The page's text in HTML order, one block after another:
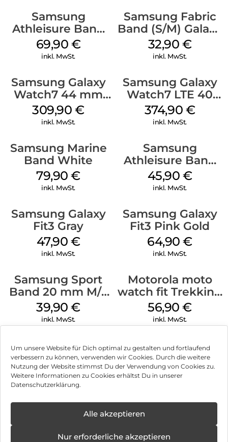
Um unsere Website für Dich optimal zu gestalten und fortlaufend
verbessern zu können, verwenden wir Cookies. Durch die weitere
Nutzung der Website stimmst Du der Verwendung von Cookies zu.
Weitere Informationen zu Cookies erhältst Du in unserer
Datenschutzerklärung.
Alle akzeptieren
Nur erforderliche akzeptieren
Samsung
Athleisure Band
(S/M) Galaxy
Watch8/Watch8
69,90 €
inkl. MwSt.
Samsung Fabric
Band (S/M) Galaxy
Watch8/Watch8
Classic Red
32,90 €
inkl. MwSt.
Samsung Galaxy
Watch7 44 mm
Silver
309,90€
inkl. MwSt.
Samsung Galaxy
Watch7 LTE 40
mm Cream
374,90 €
inkl. MwSt.
Samsung Marine
Band White
79,90€
inkl. MwSt.
Samsung
Athleisure Band
S/M Galaxy
Watch7 Cream
45,90 €
inkl. MwSt.
Samsung Galaxy
Fit3 Gray
47,90 €
inkl. MwSt.
Samsung Galaxy
Fit3 Pink Gold
64,90€
inkl. MwSt.
Samsung Sport
Band 20 mm M/L
Galaxy Watch4
Serie Graphite
39,90€
inkl. MwSt.
Motorola moto
watch fit Trekking
Green
56,90€
inkl. MwSt.
Impressum